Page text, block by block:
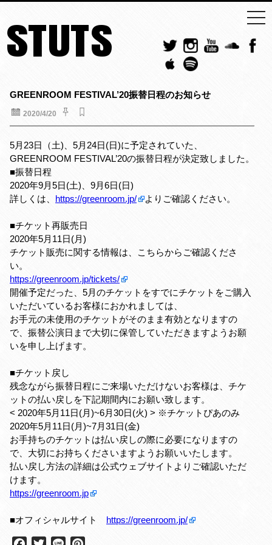
STUTS
GREENROOM FESTIVAL’20振替日程のお知らせ
2020/4/20
5月23日（土)、5月24日(日)に予定されていた、
GREENROOM FESTIVAL’20の振替日程が決定致しました。
■振替日程
2020年9月5日(土)、9月6日(日)
詳しくは、 https://greenroom.jp/ よりご確認ください。
■チケット再販売日
2020年5月11日(月)
チケット販売に関する情報は、こちらからご確認くださ
い。
https://greenroom.jp/tickets/
開催予定だった、5月のチケットをすでにチケットをご購入
いただいているお客様におかれましては、
お手元の未使用のチケットがそのまま有効となりますの
で、振替公演日まで大切に保管していただきますようお願
いを申し上げます。
■チケット戻し
残念ながら振替日程にご来場いただけないお客様は、チケ
ットの払い戻しを下記期間内にお願い致します。
< 2020年5月11日(月)~6月30日(火) > ※チケットぴあのみ
2020年5月11日(月)~7月31日(金)
お手持ちのチケットは払い戻しの際に必要になりますの
で、大切にお持ちくださいますようお願いいたします。
払い戻し方法の詳細は公式ウェブサイトよりご確認いただ
けます。
https://greenroom.jp
■オフィシャルサイト https://greenroom.jp/